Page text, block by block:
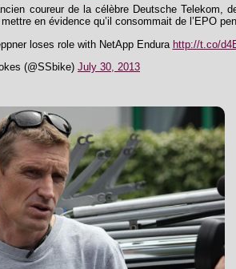
coureur de la célèbre Deutsche Telekom,
en évidence qu’il consommait de l’EPO
loses role with NetApp Endura http://t.co/
(@SSbike) July 30, 2013